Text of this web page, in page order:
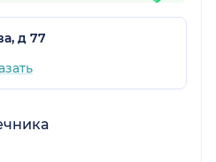
д 77